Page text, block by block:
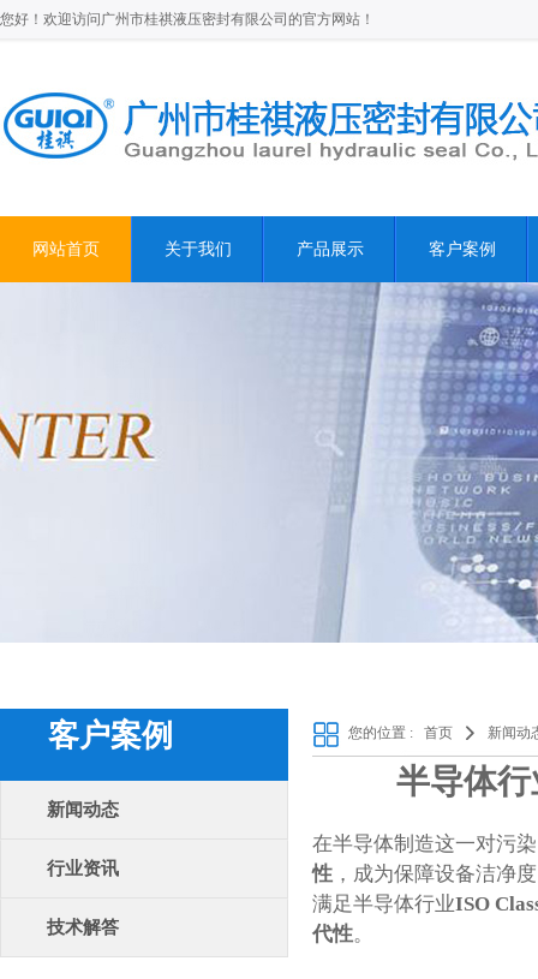
您好！欢迎访问广州市桂祺液压密封有限公司的官方网站！
网站首页 关于我们 产品展示 客户案例
客户案例
新闻动态
行业资讯
技术解答
您的位置 : 首页 新闻动
半导体
在半导体制造这一对污
性 ，成为保障设备洁净
满足半导体行业ISO
代性。